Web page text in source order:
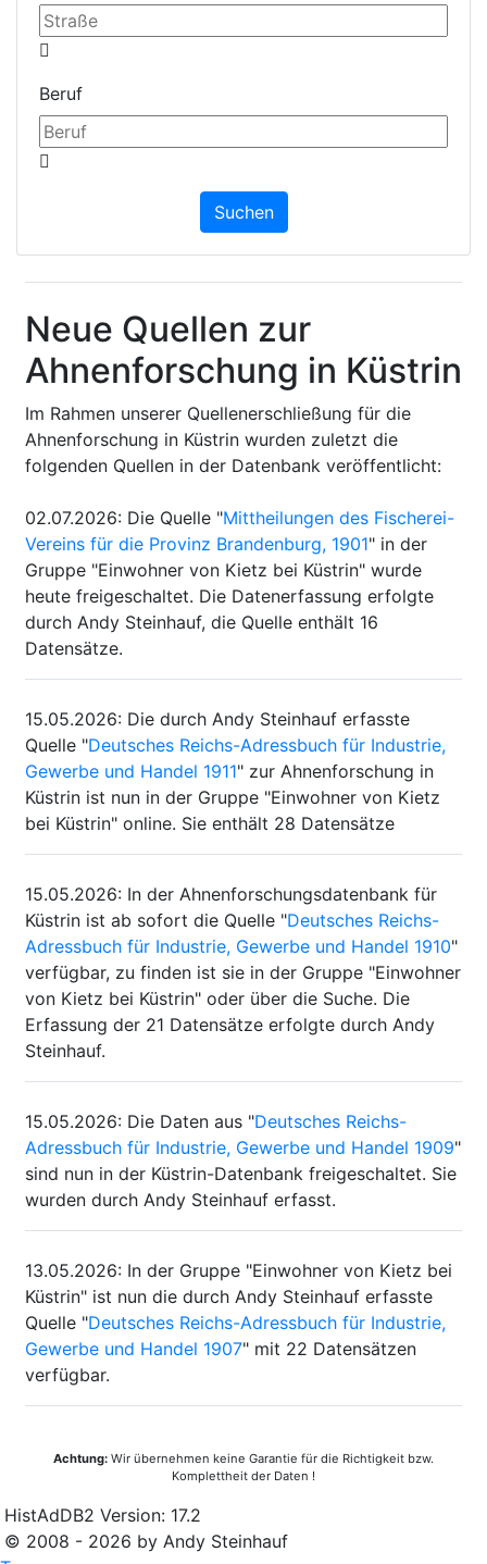
Beruf
Neue Quellen zur
Ahnenforschung in Küstrin
Im Rahmen unserer Quellenerschließung für die
Ahnenforschung in Küstrin wurden zuletzt die
folgenden Quellen in der Datenbank veröffentlicht:
02.07.2026: Die Quelle "Mittheilungen des Fischerei-
Vereins für die Provinz Brandenburg, 1901" in der
Gruppe "Einwohner von Kietz bei Küstrin" wurde
heute freigeschaltet. Die Datenerfassung erfolgte
durch Andy Steinhauf, die Quelle enthält 16
Datensätze.
15.05.2026: Die durch Andy Steinhauf erfasste
Quelle "Deutsches Reichs-Adressbuch für Industrie,
Gewerbe und Handel 1911" zur Ahnenforschung in
Küstrin ist nun in der Gruppe "Einwohner von Kietz
bei Küstrin" online. Sie enthält 28 Datensätze
15.05.2026: In der Ahnenforschungsdatenbank für
Küstrin ist ab sofort die Quelle "Deutsches Reichs-
Adressbuch für Industrie, Gewerbe und Handel 1910"
verfügbar, zu finden ist sie in der Gruppe "Einwohner
von Kietz bei Küstrin" oder über die Suche. Die
Erfassung der 21 Datensätze erfolgte durch Andy
Steinhauf.
15.05.2026: Die Daten aus "Deutsches Reichs-
Adressbuch für Industrie, Gewerbe und Handel 1909"
sind nun in der Küstrin-Datenbank freigeschaltet. Sie
wurden durch Andy Steinhauf erfasst.
13.05.2026: In der Gruppe "Einwohner von Kietz bei
Küstrin" ist nun die durch Andy Steinhauf erfasste
Quelle "Deutsches Reichs-Adressbuch für Industrie,
Gewerbe und Handel 1907" mit 22 Datensätzen
verfügbar.
Achtung: Wir übernehmen keine Garantie für die Richtigkeit bzw.
Komplettheit der Daten !
HistAdDB2 Version: 17.2
© 2008 - 2026 by Andy Steinhauf